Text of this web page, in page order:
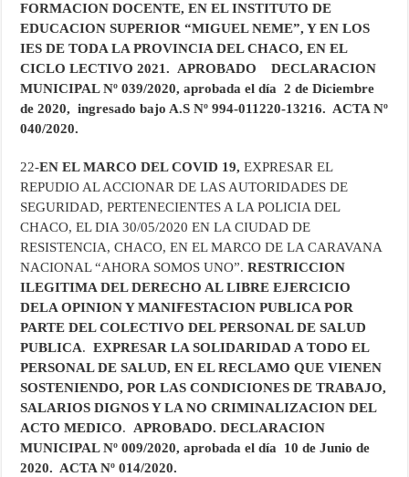
FORMACION DOCENTE, EN EL INSTITUTO DE
EDUCACION SUPERIOR “MIGUEL NEME”, Y EN LOS
IES DE TODA LA PROVINCIA DEL CHACO, EN EL
CICLO LECTIVO 2021. APROBADO DECLARACION
MUNICIPAL Nº 039/2020, aprobada el día 2 de Diciembre
de 2020, ingresado bajo A.S Nº 994-011220-13216. ACTA Nº
040/2020.
22-EN EL MARCO DEL COVID 19, EXPRESAR EL
REPUDIO AL ACCIONAR DE LAS AUTORIDADES DE
SEGURIDAD, PERTENECIENTES A LA POLICIA DEL
CHACO, EL DIA 30/05/2020 EN LA CIUDAD DE
RESISTENCIA, CHACO, EN EL MARCO DE LA CARAVANA
NACIONAL “AHORA SOMOS UNO”.RESTRICCION
ILEGITIMA DEL DERECHO AL LIBRE EJERCICIO
DELA OPINION Y MANIFESTACION PUBLICA POR
PARTE DEL COLECTIVO DEL PERSONAL DE SALUD
PUBLICA.EXPRESAR LA SOLIDARIDAD A TODO EL
PERSONAL DE SALUD, EN EL RECLAMO QUE VIENEN
SOSTENIENDO, POR LAS CONDICIONES DE TRABAJO,
SALARIOS DIGNOS Y LA NO CRIMINALIZACION DEL
ACTO MEDICO.APROBADO. DECLARACION
MUNICIPAL Nº 009/2020, aprobada el día 10 de Junio de
2020. ACTA Nº 014/2020.